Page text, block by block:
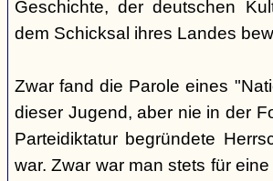
Geschichte, der deutschen
dem Schicksal ihres Landes
Zwar fand die Parole eines
dieser Jugend, aber nie in der
Parteidiktatur begründete
war. Zwar war man stets für